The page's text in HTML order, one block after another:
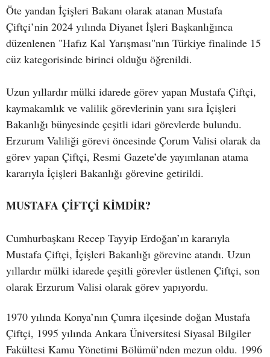
Öte yandan İçişleri Bakanı olarak atanan Mustafa
Çiftçi’nin 2024 yılında Diyanet İşleri Başkanlığınca
düzenlenen "Hafız Kal Yarışması"nın Türkiye finalinde 15
cüz kategorisinde birinci olduğu öğrenildi.
Uzun yıllardır mülki idarede görev yapan Mustafa Çiftçi,
kaymakamlık ve valilik görevlerinin yanı sıra İçişleri
Bakanlığı bünyesinde çeşitli idari görevlerde bulundu.
Erzurum Valiliği görevi öncesinde Çorum Valisi olarak da
görev yapan Çiftçi, Resmi Gazete’de yayımlanan atama
kararıyla İçişleri Bakanlığı görevine getirildi.
MUSTAFA ÇİFTÇİ KİMDİR?
Cumhurbaşkanı Recep Tayyip Erdoğan’ın kararıyla
Mustafa Çiftçi, İçişleri Bakanlığı görevine atandı. Uzun
yıllardır mülki idarede çeşitli görevler üstlenen Çiftçi, son
olarak Erzurum Valisi olarak görev yapıyordu.
1970 yılında Konya’nın Çumra ilçesinde doğan Mustafa
Çiftçi, 1995 yılında Ankara Üniversitesi Siyasal Bilgiler
Fakültesi Kamu Yönetimi Bölümü’nden mezun oldu. 1996